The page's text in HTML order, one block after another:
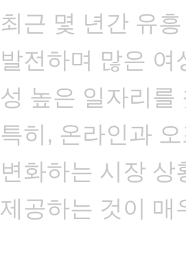
최근 몇 년간 유
발전하며 많은
성 높은 일자리를
특히, 온라인과
변화하는 시장
제공하는 것이 매